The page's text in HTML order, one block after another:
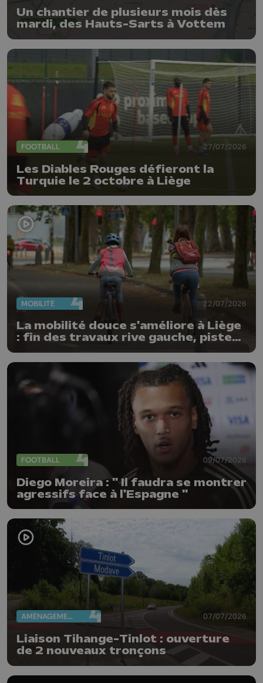
Un chantier de plusieurs mois dès
mardi, des Hauts-Sarts à Vottem
FOOTBALL 27/07/2026
Les Diables Rouges défieront la
Turquie le 2 octobre à Liège
MOBILITÉ 22/07/2026
La mobilité douce s'améliore à Liège
: fin des travaux rive gauche, pistes
Guillemins...
FOOTBALL 09/07/2026
Diego Moreira : " Il faudra se montrer
agressifs face à l'Espagne "
AMÉNAGEMENT DU TERRITOIRE 07/07/2026
Liaison Tihange-Tinlot : ouverture
de 2 nouveaux tronçons